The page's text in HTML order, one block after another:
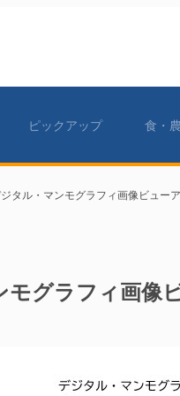
ピックアップ 食・
ジタル・マンモグラフィ画像ビュ
モグラフィ画